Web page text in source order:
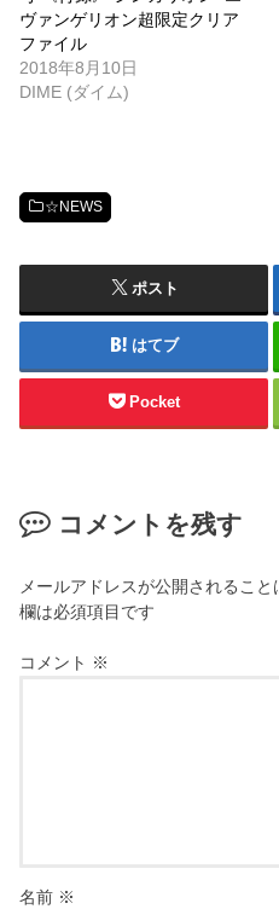
ヴァンゲリオン超限定クリア
ファイル
2018年8月10日
DIME (ダイム)
☆NEWS
ポスト
はてブ
Pocket
コメントを残す
メールアドレスが公開されること
欄は必須項目です
コメント ※
名前 ※